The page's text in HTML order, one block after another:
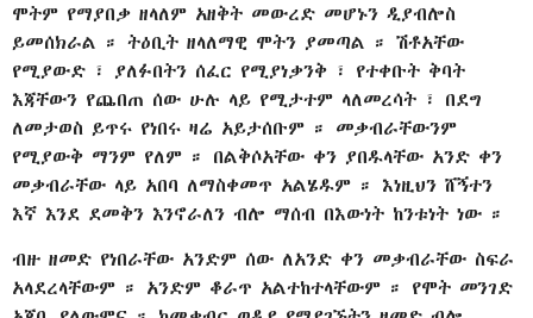
ሞትም የማያበቃ ዘላለም አዘቅት መውረድ መሆኑን ዲያብሎስ
ይመሰክራል ። ትዕቢት ዘላለማዊ ሞትን ያመጣል ። ሽቶአቸው
የሚያውድ ፣ ያለፉበትን ሰፈር የሚያነቃንቅ ፣ የተቀቡት ቅባት
እጃቸውን የጨበጠ ሰው ሁሉ ላይ የሚታተም ላለመረሳት ፣ በደግ
ለመታወስ ይጥሩ የነበሩ ዛሬ አይታሰቡም ። መቃብራቸውንም
የሚያውቅ ማንም የለም ። በልቅሶአቸው ቀን ያበዱላቸው አንድ ቀን
መቃብራቸው ላይ አበባ ለማስቀመጥ አልሄዱም ። እነዚህን ሸኝተን
እኛ እንደ ደመቅን እንኖራለን ብሎ ማሰብ በእውነት ከንቱነት ነው ።
ብዙ ዘመድ የነበራቸው አንድም ሰው ለአንድ ቀን መቃብራቸው ስፍራ
አላደረላቸውም ። አንድም ቆራጥ አልተከተላቸውም ። የሞት መንገድ